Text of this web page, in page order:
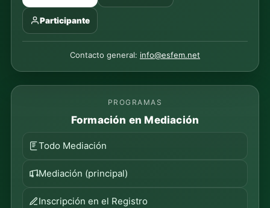
Participante
Contacto general: info@esfem.net
PROGRAMAS
Formación en Mediación
Todo Mediación
Mediación (principal)
Inscripción en el Registro